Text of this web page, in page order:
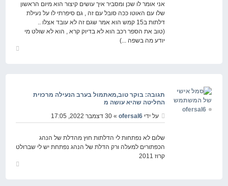
אני אומר לו שכן ומסביר איך עושים קיצור הוא מיום הראשון
שלו עם האוטו ככה סובל עם זה , גם סיפרתי לו על נעילת
דלתות ב15 קמש הוא אמר שגם זה לא עובד אצלו ..
(טוב את הספר רכב הוא לא בדיוק קרא , הוא לא שולט מי
יודע מה בשפה ...)
תגובה: בוקר טוב,מאתמול בערב הנעילה מרכזית
החליטה שהיא עושה מ
על ידי ofersal6» 30 דצמבר 2022, 17:05
שלום לא נפתחות לי הדלתות חוץ מהדלת של הנהג
הכפתורים למעלה ורק הדלת של הנהג נפתחת יש לי שברולט
קרוז 2011
ofersal6